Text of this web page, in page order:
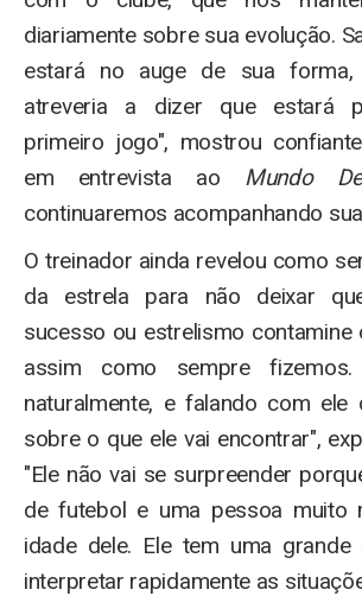
diariamente sobre sua evolução.
estará no auge de sua
atreveria a dizer que estará
primeiro jogo", mostrou
em entrevista ao Mundo
continuaremos acompanhando
O treinador ainda revelou como
da estrela para não deixar
sucesso ou estrelismo contamine
assim como sempre fizemos.
naturalmente, e falando com ele
sobre o que ele vai encontrar",
"Ele não vai se surpreender
de futebol e uma pessoa muito
idade dele. Ele tem uma grande
interpretar rapidamente as